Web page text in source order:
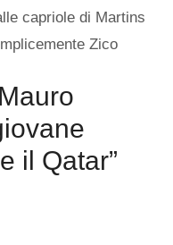
capriole di Martins
Zico
il Qatar”